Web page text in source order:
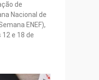
de
Nacional de
ENEF),
e 18 de